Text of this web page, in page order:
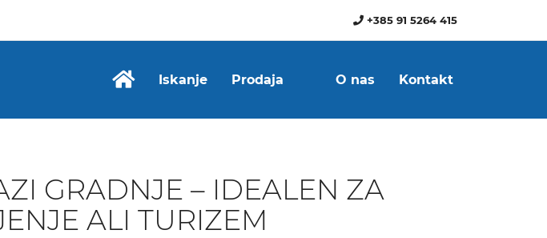
+385 91 5264 415
Iskanje Prodaja O nas Kontakt
GRADNJE – IDEALEN ZA
ALI TURIZEM